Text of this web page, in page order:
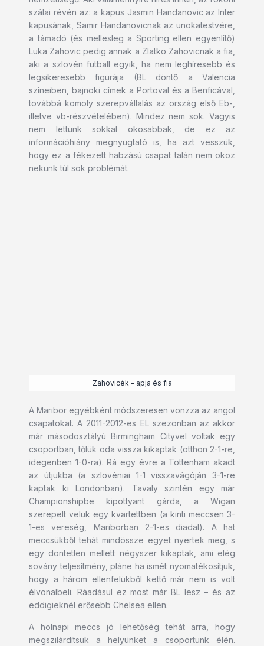
szálai révén az: a kapus Jasmin Handanovic az Inter
kapusának, Samir Handanovicnak az unokatestvére,
a támadó (és mellesleg a Sporting ellen egyenlítő)
Luka Zahovic pedig annak a Zlatko Zahovicnak a fia,
aki a szlovén futball egyik, ha nem leghíresebb és
legsikeresebb figurája (BL döntő a Valencia
színeiben, bajnoki címek a Portoval és a Benficával,
továbbá komoly szerepvállalás az ország első Eb-,
illetve vb-részvételében). Mindez nem sok. Vagyis
nem lettünk sokkal okosabbak, de ez az
információhiány megnyugtató is, ha azt vesszük,
hogy ez a fékezett habzású csapat talán nem okoz
nekünk túl sok problémát.
Zahovicék – apja és fia
A Maribor egyébként módszeresen vonzza az angol
csapatokat. A 2011-2012-es EL szezonban az akkor
már másodosztályú Birmingham Cityvel voltak egy
csoportban, tőlük oda vissza kikaptak (otthon 2-1-re,
idegenben 1-0-ra). Rá egy évre a Tottenham akadt
az útjukba (a szlovéniai 1-1 visszavágóján 3-1-re
kaptak ki Londonban). Tavaly szintén egy már
Championshipbe kipottyant gárda, a Wigan
szerepelt velük egy kvartettben (a kinti meccsen 3-
1-es vereség, Mariborban 2-1-es diadal). A hat
meccsükből tehát mindössze egyet nyertek meg, s
egy döntetlen mellett négyszer kikaptak, ami elég
sovány teljesítmény, pláne ha ismét nyomatékosítjuk,
hogy a három ellenfelükből kettő már nem is volt
élvonalbeli. Ráadásul ez most már BL lesz – és az
eddigieknél erősebb Chelsea ellen.
A holnapi meccs jó lehetőség tehát arra, hogy
megszilárdítsuk a helyünket a csoportunk élén.